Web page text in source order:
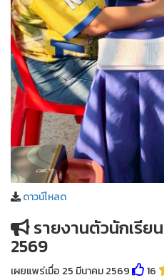
ดาวน์โหลด
รายงานตัวนักเรีย
2569
เผยแพร่เมื่อ 25 มีนาคม 2569 16